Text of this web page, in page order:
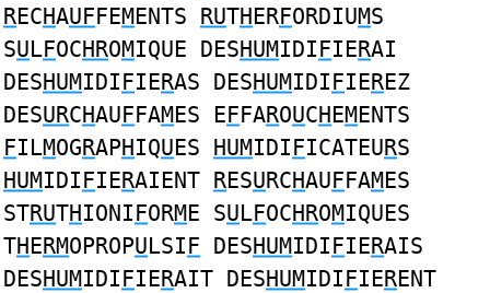
RECHAUFFEMENTS RUTHERFORDIUMS
SULFOCHROMIQUE DESHUMIDIFIERAI
DESHUMIDIFIERAS DESHUMIDIFIEREZ
DESURCHAUFFAMES EFFAROUCHEMENTS
FILMOGRAPHIQUES HUMIDIFICATEURS
HUMIDIFIERAIENT RESURCHAUFFAMES
STRUTHIONIFORME SULFOCHROMIQUES
THERMOPROPULSIF DESHUMIDIFIERAIS
DESHUMIDIFIERAIT DESHUMIDIFIERENT